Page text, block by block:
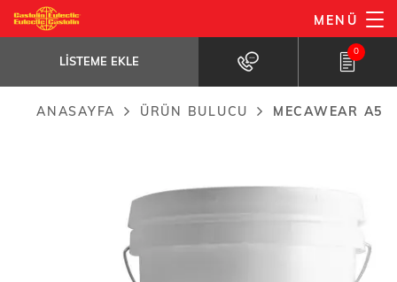
Ana
içeriğe
MENÜ
LISTEME EKLE
0
MeCaWear A5
LISTEME EKLE
ANASAYFA ÜRÜN BULUCU MECAWEAR A5